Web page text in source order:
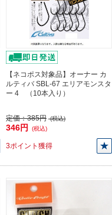
【ネコポス対象品】オーナー カ
ルティバ SBL-67 エリアモンスタ
ー 4 （10本入り）
定価：385円 (税込)
346円 (税込)
3ポイント獲得